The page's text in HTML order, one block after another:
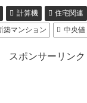
計算機 住宅関連
築マンション 中央値
スポンサーリンク